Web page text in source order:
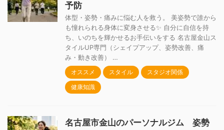
予防
体型・姿勢・痛みに悩む人を救う。 美姿勢で誰から
も憧れられる身体に変身させる✨ 自分に自信を持
ち、いのちを輝かせるお手伝いをする 名古屋金山ス
タイルUP専門（シェイプアップ、姿勢改善、痛
み・動き改善） …
オススメ スタイル
スタジオ関係
健康知識
名古屋市金山のパーソナルジム 姿勢